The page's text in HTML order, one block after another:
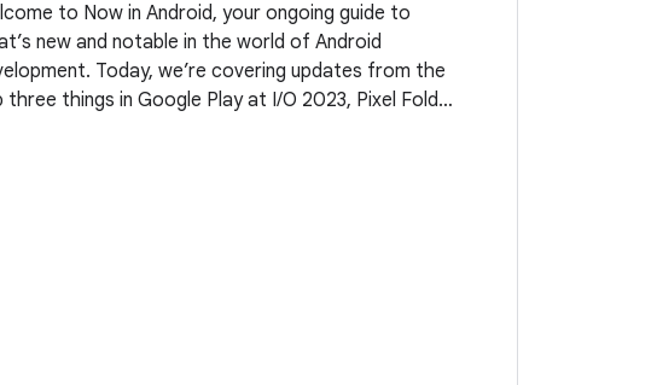
to Now in Android, your ongoing guide to
new and notable in the world of Android
Today, we’re covering updates from the
three things in Google Play at I/O 2023, Pixel Fold